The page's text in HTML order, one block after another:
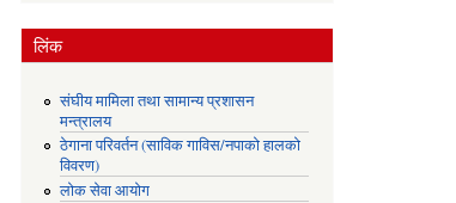
लिंक
संघीय मामिला तथा सामान्य प्रशासन
मन्त्रालय
ठेगाना परिवर्तन (साविक गाविस/नपाको हालको
विवरण)
लोक सेवा आयोग